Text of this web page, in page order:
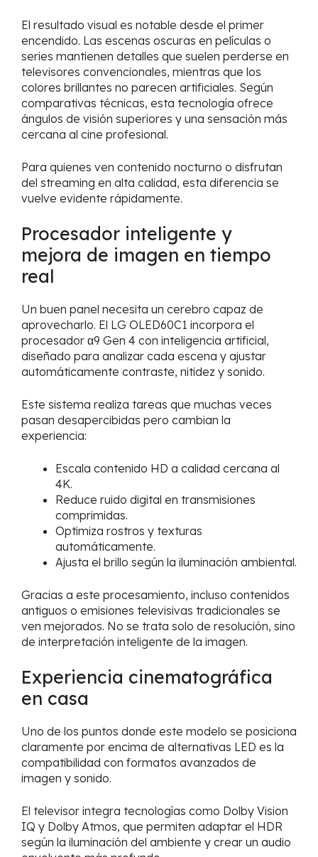
El resultado visual es notable desde el primer
encendido. Las escenas oscuras en películas o
series mantienen detalles que suelen perderse en
televisores convencionales, mientras que los
colores brillantes no parecen artificiales. Según
comparativas técnicas, esta tecnología ofrece
ángulos de visión superiores y una sensación más
cercana al cine profesional.
Para quienes ven contenido nocturno o disfrutan
del streaming en alta calidad, esta diferencia se
vuelve evidente rápidamente.
Procesador inteligente y
mejora de imagen en tiempo
real
Un buen panel necesita un cerebro capaz de
aprovecharlo. El LG OLED60C1 incorpora el
procesador α9 Gen 4 con inteligencia artificial,
diseñado para analizar cada escena y ajustar
automáticamente contraste, nitidez y sonido.
Este sistema realiza tareas que muchas veces
pasan desapercibidas pero cambian la
experiencia:
Escala contenido HD a calidad cercana al
4K.
Reduce ruido digital en transmisiones
comprimidas.
Optimiza rostros y texturas
automáticamente.
Ajusta el brillo según la iluminación ambiental.
Gracias a este procesamiento, incluso contenidos
antiguos o emisiones televisivas tradicionales se
ven mejorados. No se trata solo de resolución, sino
de interpretación inteligente de la imagen.
Experiencia cinematográfica
en casa
Uno de los puntos donde este modelo se posiciona
claramente por encima de alternativas LED es la
compatibilidad con formatos avanzados de
imagen y sonido.
El televisor integra tecnologías como Dolby Vision
IQ y Dolby Atmos, que permiten adaptar el HDR
según la iluminación del ambiente y crear un audio